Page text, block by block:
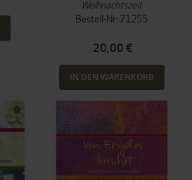
Weihnachtszeit
Bestell-Nr: 71255
20,00 €
IN DEN WARENKORB